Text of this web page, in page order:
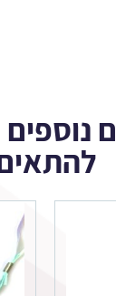
נוספים